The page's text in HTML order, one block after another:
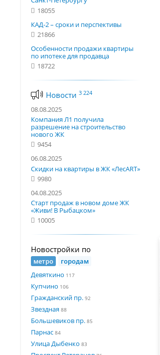
18055
КАД-2 – сроки и перспективы
21866
Особенности продажи квартиры
по ипотеке для продавца
18722
Новости 3 224
08.08.2025
Компания Л1 получила
разрешение на строительство
нового ЖК
9454
06.08.2025
Скидки на квартиры в ЖК «ЛесART»
9980
04.08.2025
Старт продаж в новом доме ЖК
«Живи! В Рыбацком»
10005
Новостройки по
метро
городам
Девяткино 117
Купчино 106
Гражданский пр. 92
Звездная 88
Большевиков пр. 85
Парнас 84
Улица Дыбенко 83